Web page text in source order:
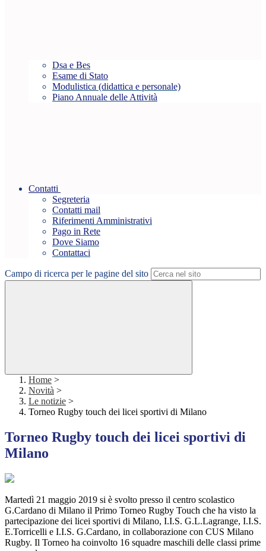
Dsa e Bes
Esame di Stato
Modulistica (didattica e personale)
Piano Annuale delle Attività
Contatti
Segreteria
Contatti mail
Riferimenti Amministrativi
Pago in Rete
Dove Siamo
Contattaci
Campo di ricerca per le pagine del sito
Home >
Novità >
Le notizie >
Torneo Rugby touch dei licei sportivi di Milano
Torneo Rugby touch dei licei sportivi di
Milano
Martedì 21 maggio 2019 si è svolto presso il centro scolastico
G.Cardano di Milano il Primo Torneo Rugby Touch che ha visto la
partecipazione dei licei sportivi di Milano, I.I.S. G.L.Lagrange, I.I.S.
E.Torricelli e I.I.S. G.Cardano, in collaborazione con CUS Milano
Rugby. Il Torneo ha coinvolto 16 squadre maschili delle classi prime